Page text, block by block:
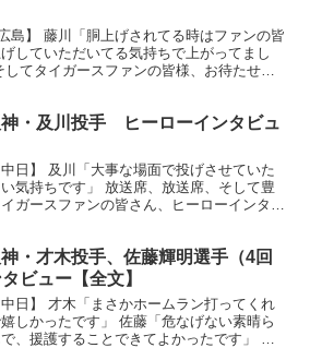
島】 藤川「胴上げされてる時はファンの皆
していただいてる気持ちで上がってまし
てタイガースファンの皆様、お待たせい
・及川投手 ヒーローインタビュ
日】 及川「大事な場面で投げさせていた
気持ちです」 放送席、放送席、そして豊
ガースファンの皆さん、ヒーローインタビ
・才木投手、佐藤輝明選手（4回
ビュー【全文】
中日】 才木「まさかホームラン打ってくれ
しかったです」 佐藤「危なげない素晴ら
、援護することできてよかったです」 放